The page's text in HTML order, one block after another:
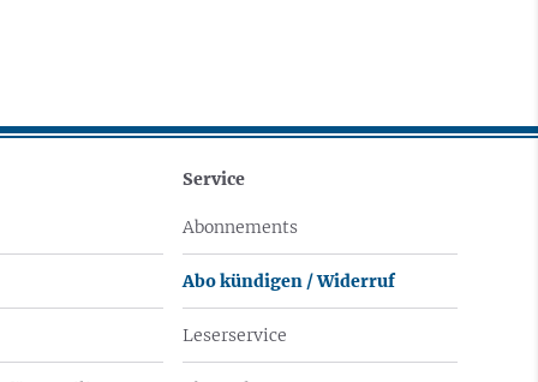
Service
Abonnements
Abo kündigen / Widerruf
Leserservice